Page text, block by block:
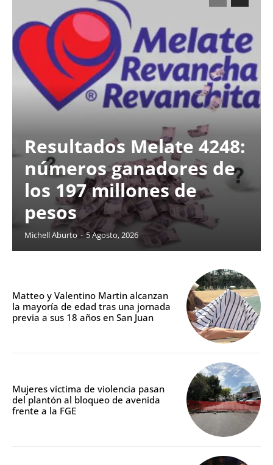
Resultados Melate 4248:
números ganadores de
los 197 millones de
pesos
Michell Aburto - 5 Agosto, 2026
Matteo y Valentino Martin alcanzan
la mayoría de edad tras una jornada
previa a sus 18 años en San Juan
Mujeres víctima de violencia pasan
del plantón al bloqueo de avenida
frente a la FGE